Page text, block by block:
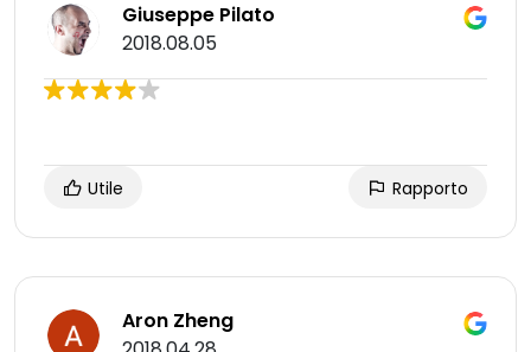
Giuseppe Pilato
2018.08.05
Utile Rapporto
Aron Zheng